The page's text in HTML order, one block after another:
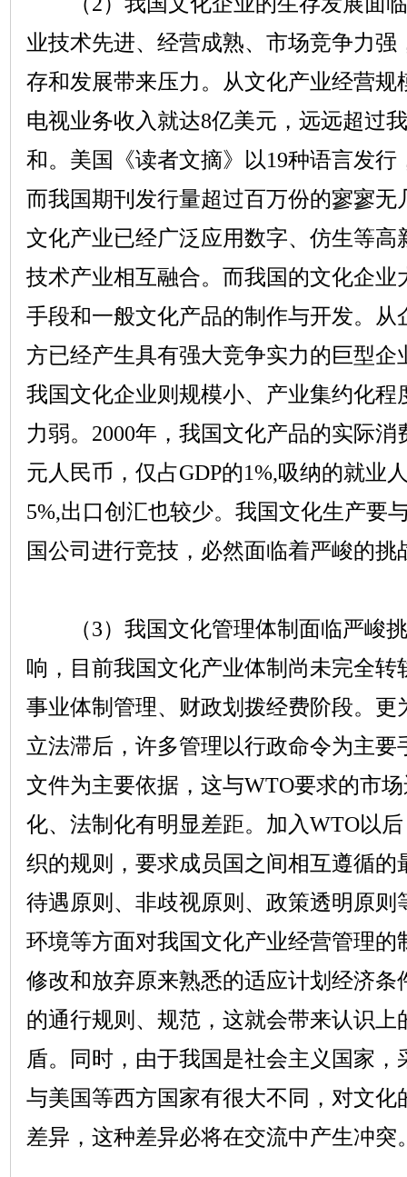
业技术先进、经营成熟、市场竞争力强
存和发展带来压力。从文化产业经营规
电视业务收入就达8亿美元，远远超过
和。美国《读者文摘》以19种语言发行
而我国期刊发行量超过百万份的寥寥无
文化产业已经广泛应用数字、仿生等高
技术产业相互融合。而我国的文化企业
手段和一般文化产品的制作与开发。从
方已经产生具有强大竞争实力的巨型企
我国文化企业则规模小、产业集约化程
力弱。 2000年，我国文化产品的实际消
元人民币，仅占GDP的1%,吸纳的就业
5%,出口创汇也较少。我国文化生产要
国公司进行竞技，必然面临着严峻的挑
（3）我国文化管理体制面临严峻
响，目前我国文化产业体制尚未完全转
事业体制管理、财政划拨经费阶段。更
立法滞后，许多管理以行政命令为主要
文件为主要依据，这与WTO要求的市
化、法制化有明显差距。加入WTO以
织的规则，要求成员国之间相互遵循的
待遇原则、非歧视原则、政策透明原则
环境等方面对我国文化产业经营管理的
修改和放弃原来熟悉的适应计划经济条
的通行规则、规范，这就会带来认识上
盾。同时，由于我国是社会主义国家
与美国等西方国家有很大不同，对文化
差异，这种差异必将在交流中产生冲突